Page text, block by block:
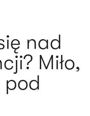
nad
Miło,
pod